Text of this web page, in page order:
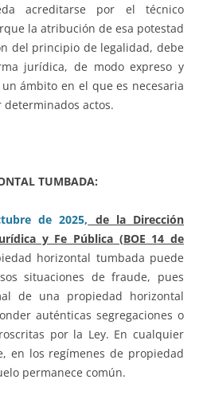
acreditarse por el técnico
la atribución de esa potestad
del principio de legalidad, debe
jurídica, de modo expreso y
ámbito en el que es necesaria
actos.
TUMBADA:
de 2025, de la Dirección
y Fe Pública (BOE 14 de
horizontal tumbada puede
situaciones de fraude, pues
de una propiedad horizontal
auténticas segregaciones o
por la Ley. En cualquier
en los regímenes de propiedad
permanece común.